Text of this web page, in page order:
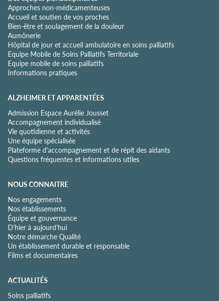
n
t
i
a
l
i
t
é
Approches non-médicamenteuses
Accueil et soutien de vos proches
Bien-être et soulagement de la douleur
Aumônerie
Hôpital de jour et accueil ambulatoire en soins palliatifs
Equipe Mobile de Soins Palliatifs Territoriale
Equipe mobile de soins palliatifs
Informations pratiques
ALZHEIMER ET APPARENTÉES
Admission Espace Aurélie Jousset
Accompagnement individualisé
Vie quotidienne et activités
Une équipe spécialisée
Plateforme d'accompagnement et de répit des aidants
Questions fréquentes et informations utiles
NOUS CONNAITRE
Nos engagements
Nos établissements
Équipe et gouvernance
D'hier à aujourd'hui
Notre démarche Qualité
Un établissement durable et responsable
Films et documentaires
ACTUALITÉS
Soins palliatifs